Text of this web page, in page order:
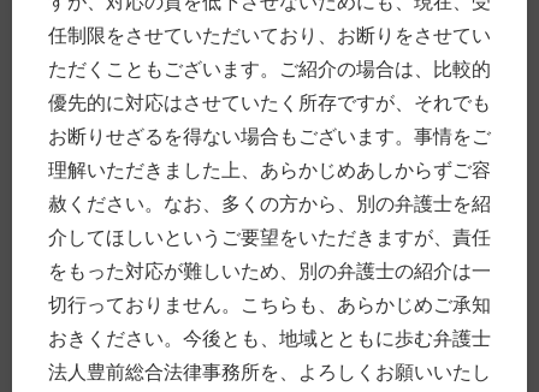
2月 (8)
1月 (2)
2018年
(77)
12月 (7)
11月 (11)
9月 (10)
8月
(8)
6月 (4)
5月 (6)
3月 (8)
2月 (1)
1月
(1)
任制限をさせていただいており、お断りをさせてい
ただくこともございます。ご紹介の場合は、比較的
優先的に対応はさせていたく所存ですが、それでも
お断りせざるを得ない場合もございます。事情をご
理解いただきました上、あらかじめあしからずご容
赦ください。なお、多くの方から、別の弁護士を紹
介してほしいというご要望をいただきますが、責任
をもった対応が難しいため、別の弁護士の紹介は一
切行っておりません。こちらも、あらかじめご承知
おきください。今後とも、地域とともに歩む弁護士
法人豊前総合法律事務所を、よろしくお願いいたし